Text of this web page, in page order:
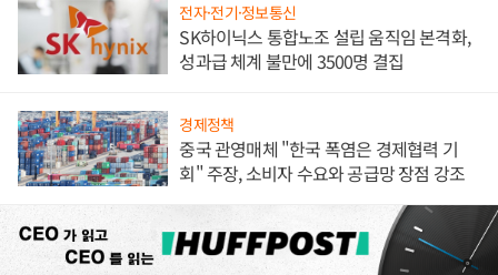
전자·전기·정보통신
SK하이닉스 통합노조 설립 움직임 본격화,
성과급 체계 불만에 3500명 결집
경제정책
중국 관영매체 "한국 폭염은 경제협력 기
회" 주장, 소비자 수요와 공급망 장점 강조